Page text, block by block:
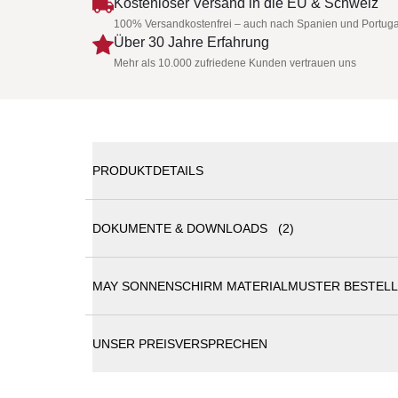
Kostenloser Versand in die EU & Schweiz
100% Versandkostenfrei – auch nach Spanien und
Über 30 Jahre Erfahrung
Mehr als 10.000 zufriedene Kunden vertrauen uns
PRODUKTDETAILS
Sein klares Design ist einzigartig und verleiht
DOKUMENTE & DOWNLOADS (2)
MAY SONNENSCHIRM MATERIALMUSTER
UNSER PREISVERSPRECHEN